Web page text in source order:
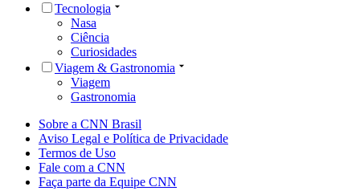
Tecnologia
Nasa
Ciência
Curiosidades
Viagem & Gastronomia
Viagem
Gastronomia
Sobre a CNN Brasil
Aviso Legal e Política de Privacidade
Termos de Uso
Fale com a CNN
Faça parte da Equipe CNN